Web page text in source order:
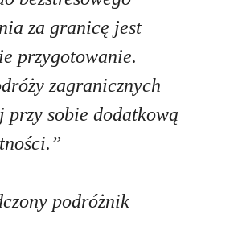
za granicę jest
przygotowanie.
zagranicznych
przy sobie dodatkową
podróżnik